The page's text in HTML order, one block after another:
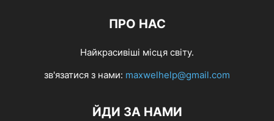
ПРО НАС
Найкрасивіші місця світу.
зв'язатися з нами: maxwelhelp@gmail.com
ЙДИ ЗА НАМИ